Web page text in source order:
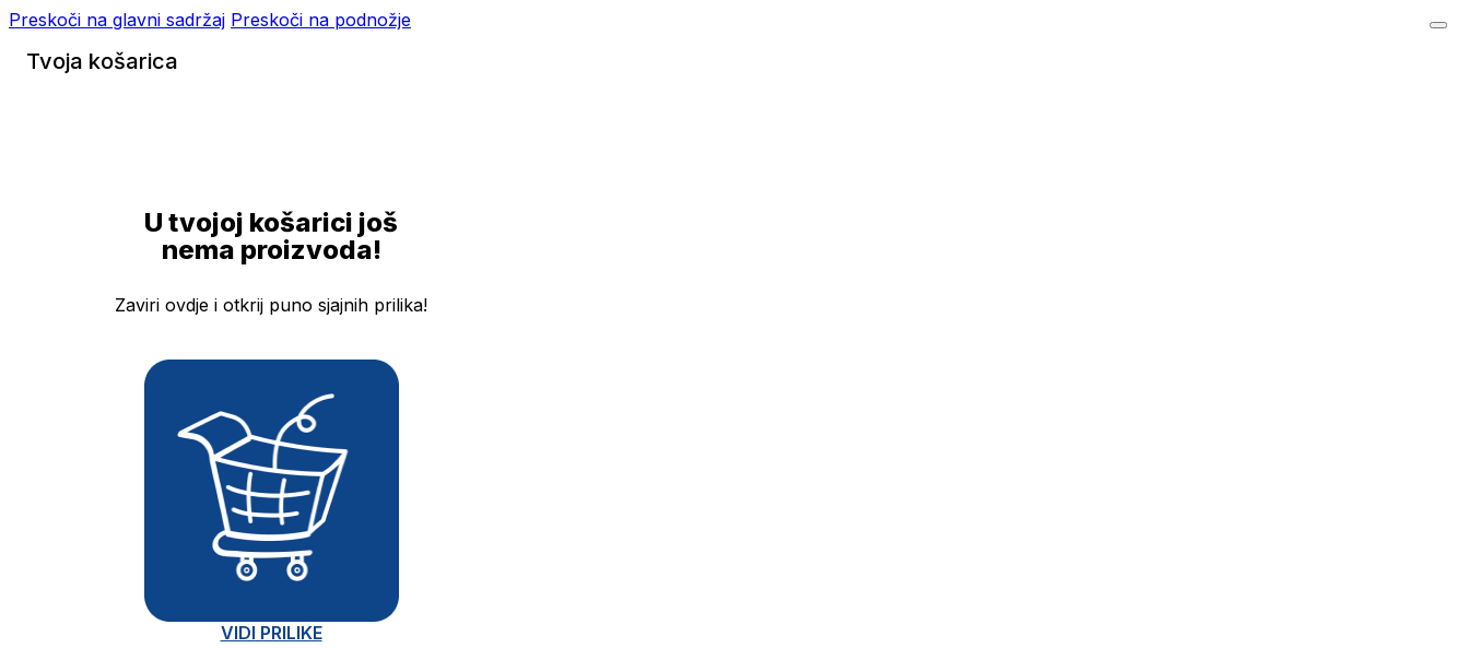
Preskoči na glavni sadržaj Preskoči na podnožje
Tvoja košarica
U tvojoj košarici još
nema proizvoda!
Zaviri ovdje i otkrij puno sjajnih prilika!
VIDI PRILIKE